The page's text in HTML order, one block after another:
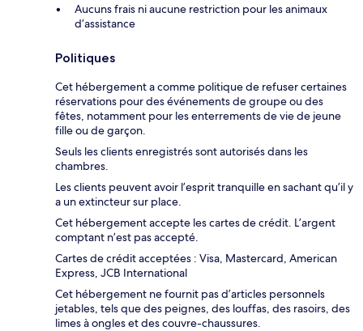
Aucuns frais ni aucune restriction pour les animaux
d’assistance
Politiques
Cet hébergement a comme politique de refuser certaines
réservations pour des événements de groupe ou des
fêtes, notamment pour les enterrements de vie de jeune
fille ou de garçon.
Seuls les clients enregistrés sont autorisés dans les
chambres.
Les clients peuvent avoir l’esprit tranquille en sachant qu’il y
a un extincteur sur place.
Cet hébergement accepte les cartes de crédit. L’argent
comptant n’est pas accepté.
Cartes de crédit acceptées : Visa, Mastercard, American
Express, JCB International
Cet hébergement ne fournit pas d’articles personnels
jetables, tels que des peignes, des louffas, des rasoirs, des
limes à ongles et des couvre-chaussures.